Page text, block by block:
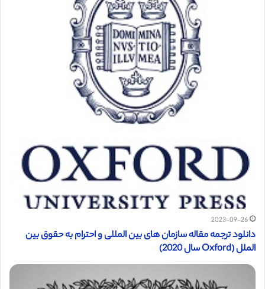
2023-09-26
دانلود ترجمه مقاله سازمان های بین المللی و احترام به حقوق بین
الملل (Oxford سال 2020)